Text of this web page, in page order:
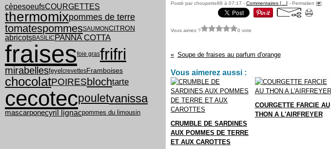
cèpesoeufsCOURGETTES
thermomixpommes de terre
tomatespommesSAUMONCITRON
abricotsBASILICPANNA COTTA
fraisesfoie grasfrifri
mirabellesfeyelcrevettesFramboises
chocolatPOIRESblochtarte
cecotecpouletvanissa
mascarponecyril lignacpommes du limousin
Posté par choupette88 à 07:17 - Commentaires [ ] - Permalien [#]
Vous aimez ? 0 vote
Soupe de fraises au parfum d'orange
Vous aimerez aussi :
CRUMBLE DE SARDINES
AUX POMMES DE TERRE
ET AUX CAROTTES
COURGETTE FARCIE AU
THON A L'AIRFREYER